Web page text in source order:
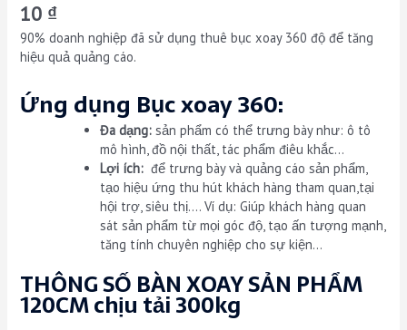
10 ₫
90% doanh nghiệp đã sử dụng thuê bục xoay 360 độ để tăng
hiệu quả quảng cáo.
Ứng dụng Bục xoay 360:
Đa dạng:sản phẩm có thể trưng bày như: ô tô
mô hình, đồ nội thất, tác phẩm điêu khắc…
Lợi ích:để trưng bày và quảng cáo sản phẩm,
tạo hiệu ứng thu hút khách hàng tham quan,tại
hội trợ, siêu thị…. Ví dụ: Giúp khách hàng quan
sát sản phẩm từ mọi góc độ, tạo ấn tượng mạnh,
tăng tính chuyên nghiệp cho sự kiện…
THÔNG SỐ BÀN XOAY SẢN PHẨM
120CM chịu tải 300kg